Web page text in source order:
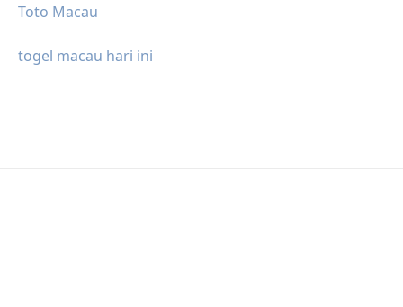
Toto Macau
togel macau hari ini